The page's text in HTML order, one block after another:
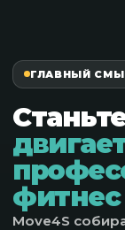
ГЛАВНЫЙ
Move4S